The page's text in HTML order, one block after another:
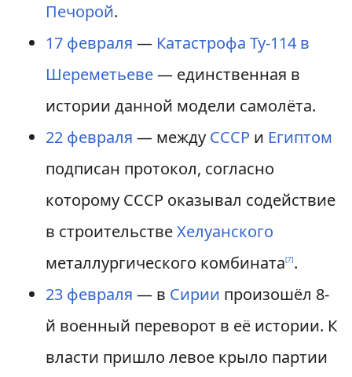
Печорой.
17 февраля — Катастрофа Ту-114 в
Шереметьеве— единственная в
истории данной модели самолёта.
22 февраля — между СССР и Египтом
подписан протокол, согласно
которому СССР оказывал содействие
в строительствеХелуанского
металлургического комбината[7].
23 февраля — в Сирии произошёл 8-
й военный переворот в её истории. К
власти пришло левое крыло партии